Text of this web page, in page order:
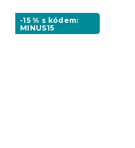
-15 % s kódem:
MINUS15